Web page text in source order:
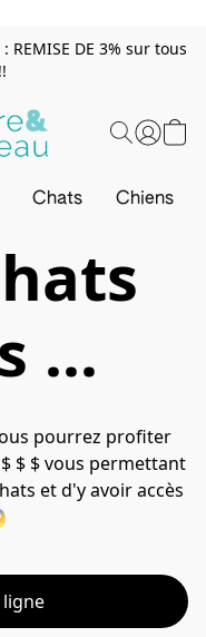
DE 3% sur tous
Chats Chiens
...
pourrez profiter
$ $ vous permettant
et d'y avoir accès